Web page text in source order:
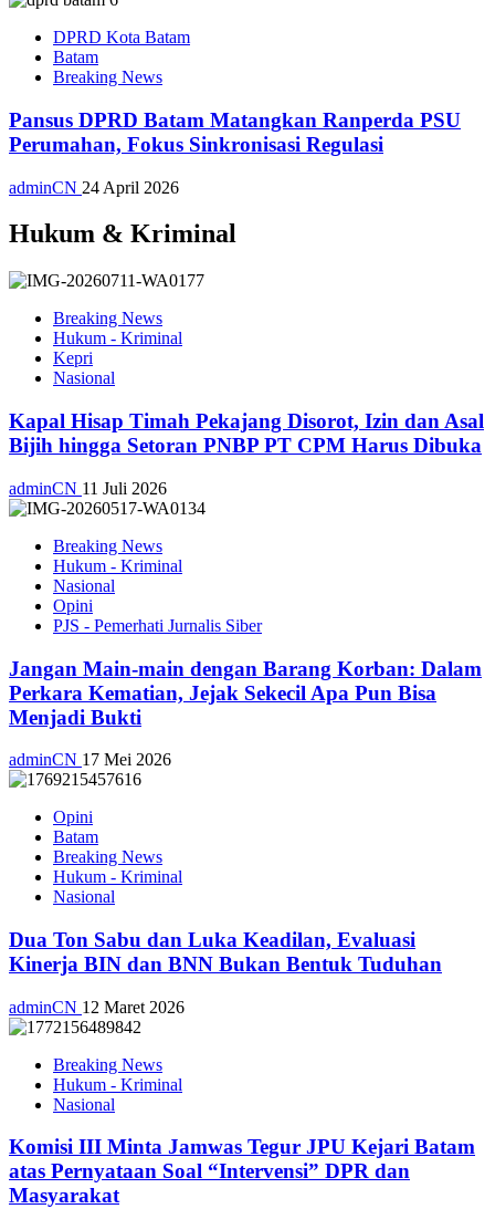
DPRD Kota Batam
Batam
Breaking News
Pansus DPRD Batam Matangkan Ranperda PSU
Perumahan, Fokus Sinkronisasi Regulasi
adminCN 24 April 2026
Hukum & Kriminal
Breaking News
Hukum - Kriminal
Kepri
Nasional
Kapal Hisap Timah Pekajang Disorot, Izin dan Asal
Bijih hingga Setoran PNBP PT CPM Harus Dibuka
adminCN 11 Juli 2026
Breaking News
Hukum - Kriminal
Nasional
Opini
PJS - Pemerhati Jurnalis Siber
Jangan Main-main dengan Barang Korban: Dalam
Perkara Kematian, Jejak Sekecil Apa Pun Bisa
Menjadi Bukti
adminCN 17 Mei 2026
Opini
Batam
Breaking News
Hukum - Kriminal
Nasional
Dua Ton Sabu dan Luka Keadilan, Evaluasi
Kinerja BIN dan BNN Bukan Bentuk Tuduhan
adminCN 12 Maret 2026
Breaking News
Hukum - Kriminal
Nasional
Komisi III Minta Jamwas Tegur JPU Kejari Batam
atas Pernyataan Soal “Intervensi” DPR dan
Masyarakat